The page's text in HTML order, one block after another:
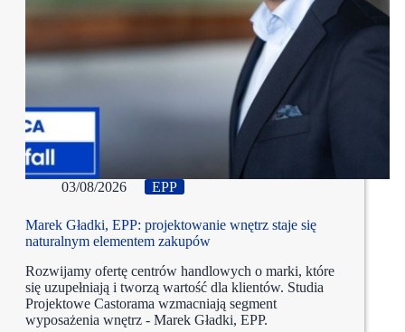
03/08/2026 EPP
Marek Gładki, EPP: projektowanie wnętrz staje się
naturalnym elementem zakupów
Rozwijamy ofertę centrów handlowych o marki, które
się uzupełniają i tworzą wartość dla klientów. Studia
Projektowe Castorama wzmacniają segment
wyposażenia wnętrz - Marek Gładki, EPP.